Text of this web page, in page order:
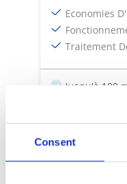
Consent
Economies
Traitement
Jusqu'à 100